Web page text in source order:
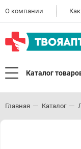
О компании
Каталог
Главная Каталог